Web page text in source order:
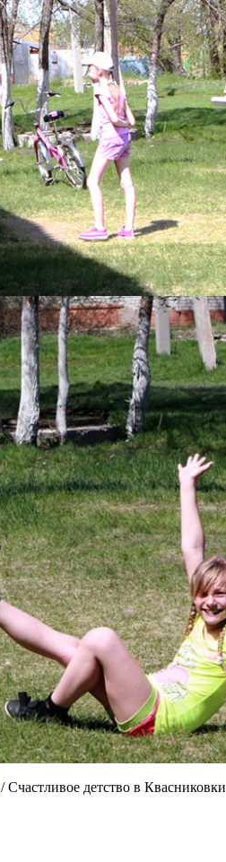
/ Счастливое детство в Квасниковки